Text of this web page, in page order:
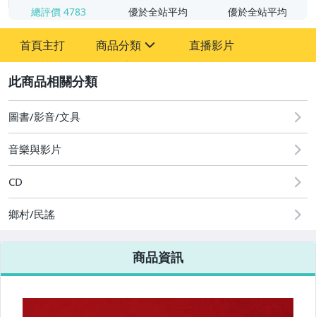
總評價 4783 優於全站平均 優於全站平均
首頁主打 商品分類 直播影片
圖書/影音/文具
音樂與影片
CD
鄉村/民謠
商品資訊